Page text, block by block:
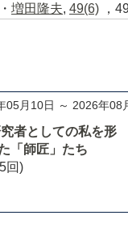
・ 増田隆夫, 49(6) ，
05月10日 ～ 2026年08
者としての私を形
「師匠」たち
回)